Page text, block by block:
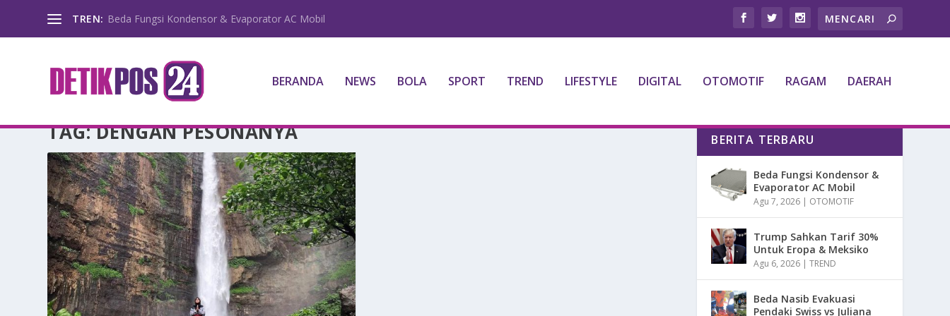
TREN: Beda Fungsi Kondensor & Evaporator AC Mobil
BERANDA NEWS BOLA SPORT TREND LIFESTYLE DIGITAL OTOMOTIF RAGAM DAERAH
TAG:DENGAN PESONANYA BERITA TERBARU
Beda Fungsi Kondensor &
Evaporator AC Mobil
Agu 7, 2026 | OTOMOTIF
Trump Sahkan Tarif 30%
Untuk Eropa & Meksiko
Agu 6, 2026 |TREND
Beda Nasib Evakuasi
Pendaki Swiss vs Juliana